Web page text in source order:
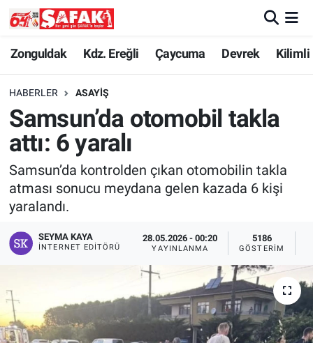
Zonguldak Kdz. Ereğli Çaycuma Devrek Kilimli
HABERLER ASAYIŞ
Samsun’da otomobil takla
attı: 6 yaralı
Samsun’da kontrolden çıkan otomobilin takla
atması sonucu meydana gelen kazada 6 kişi
yaralandı.
SEYMA KAYA
İNTERNET EDITÖRÜ
28.05.2026 - 00:20
YAYINLANMA
5186
GÖSTERIM
Zonguldak
Kdz. Ereğli
Çaycuma
Devrek
Kilimli
Asayiş
Resmi İlan
Zonguldak Nöbetçi Eczaneler
Zonguldak Hava Durumu
Zonguldak Namaz Vakitleri
Zonguldak Trafik Yoğunluk Haritası
Süper Lig Puan Durumu ve Fikstür
Tüm Manşetler
Son Dakika Haberleri
Haber Arşivi